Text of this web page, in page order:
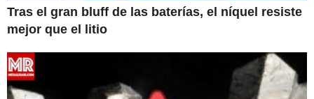
Tras el gran bluff de las baterías, el níquel resiste
mejor que el litio